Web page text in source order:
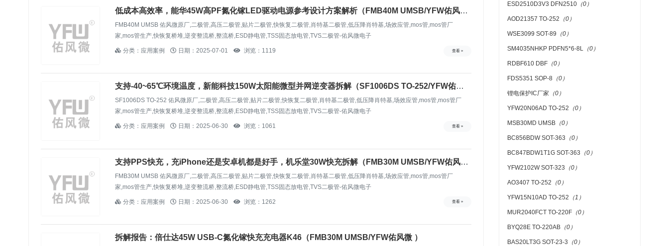
低成本高效率，能华45W高PF氮化镓LED驱动电源参考设计方案解析（FMB40M UMSB/YFW佑风微
FMB40M UMSB 佑风微原厂,二极管,高压二极管,贴片二极管,快恢复二极管,肖特基二极管,低压降肖特基,场效应管,mos管,mos管厂
家,mos管生产,快恢复桥堆,逆变整流桥,整流桥,ESD静电管,TSS固态放电管,TVS二极管-佑风微电子
分类：应用案例 日期：2025-07-01 浏览：1119 查看 »
支持-40~65℃环境温度，新能科技150W太阳能微型并网逆变器拆解（SF1006DS TO-252/YFW佑风
微）
SF1006DS TO-252 佑风微原厂,二极管,高压二极管,贴片二极管,快恢复二极管,肖特基二极管,低压降肖特基,场效应管,mos管,mos管厂
家,mos管生产,快恢复桥堆,逆变整流桥,整流桥,ESD静电管,TSS固态放电管,TVS二极管-佑风微电子
分类：应用案例 日期：2025-06-30 浏览：1061 查看 »
支持PPS快充，充iPhone还是安卓机都是好手，机乐堂30W快充拆解（FMB30M UMSB/YFW佑风微
FMB30M UMSB 佑风微原厂,二极管,高压二极管,贴片二极管,快恢复二极管,肖特基二极管,低压降肖特基,场效应管,mos管,mos管厂
家,mos管生产,快恢复桥堆,逆变整流桥,整流桥,ESD静电管,TSS固态放电管,TVS二极管-佑风微电子
分类：应用案例 日期：2025-06-30 浏览：1262 查看 »
拆解报告：倍仕达45W USB-C氮化镓快充充电器K46（FMB30M UMSB/YFW佑风微 ）
ESD2510D3V3 DFN2510 （0）
AOD21357 TO-252 （0）
WSE3099 SOT-89 （0）
SM4035NHKP PDFN5*6-8L （0）
RDBF610 DBF （0）
FDS5351 SOP-8 （0）
锂电保护IC厂家 （0）
YFW20N06AD TO-252 （0）
MSB30MD UMSB （0）
BC856BDW SOT-363 （0）
BC847BDW1T1G SOT-363 （0）
YFW2102W SOT-323 （0）
AO3407 TO-252 （0）
YFW15N10AD TO-252 （1）
MUR2040FCT TO-220F （0）
BYQ28E TO-220AB （0）
BAS20LT3G SOT-23-3 （0）